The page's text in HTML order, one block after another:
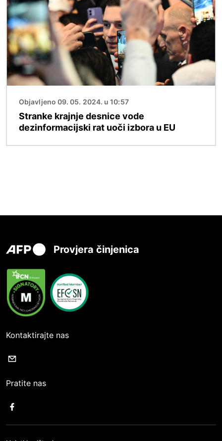
Objavljeno 09. 05. 2024. u 10:57
Stranke krajnje desnice vode
dezinformacijski rat uoči izbora u EU
Provjera činjenica
Kontaktirajte nas
Pratite nas